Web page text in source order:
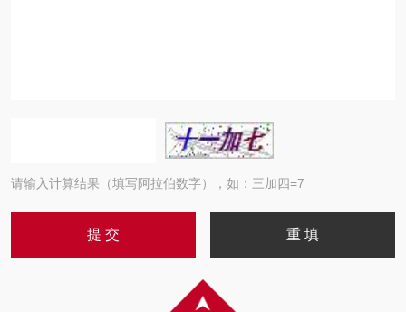
请输入计算结果（填写阿拉伯数字），如：三加四=7